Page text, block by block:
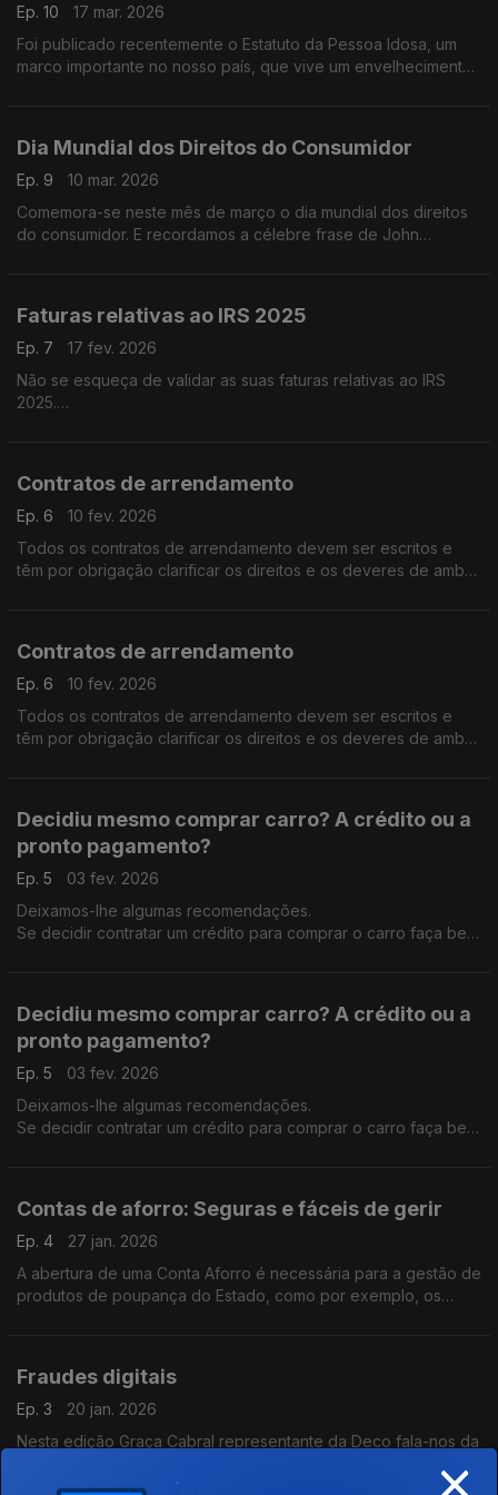
Ep. 10
17 mar. 2026
Foi publicado recentemente o Estatuto da Pessoa Idosa, um
marco importante no nosso país, que vive um envelhecimento
Dia Mundial dos Direitos do Consumidor
Ep. 9
10 mar. 2026
Comemora-se neste mês de março o dia mundial dos direitos
do consumidor. E recordamos a célebre frase de John
do Consumidor como Diretrizes das Nações Unidas dando
assim, legitimidade e reconhecimento internacional para essa
Faturas relativas ao IRS 2025
Ep. 7
17 fev. 2026
Não se esqueça de validar as suas faturas relativas ao IRS
2025.
Contratos de arrendamento
Ep. 6
10 fev. 2026
Todos os contratos de arrendamento devem ser escritos e
têm por obrigação clarificar os direitos e os deveres de ambas
Contratos de arrendamento
Ep. 6
10 fev. 2026
Todos os contratos de arrendamento devem ser escritos e
têm por obrigação clarificar os direitos e os deveres de ambas
arrendamento é um passo vital para o consumidor: informe-se
Decidiu mesmo comprar carro? A crédito ou a
pronto pagamento?
Ep. 5
03 fev. 2026
Deixamos-lhe algumas recomendações.
Se decidir contratar um crédito para comprar o carro faça bem
Decidiu mesmo comprar carro? A crédito ou a
pronto pagamento?
Ep. 5
03 fev. 2026
Deixamos-lhe algumas recomendações.
Se decidir contratar um crédito para comprar o carro faça bem
Contas de aforro: Seguras e fáceis de gerir
Ep. 4
27 jan. 2026
A abertura de uma Conta Aforro é necessária para a gestão de
produtos de poupança do Estado, como por exemplo, os
Fraudes digitais
Ep. 3
20 jan. 2026
Nesta edição Graça Cabral representante da Deco fala-nos da
×